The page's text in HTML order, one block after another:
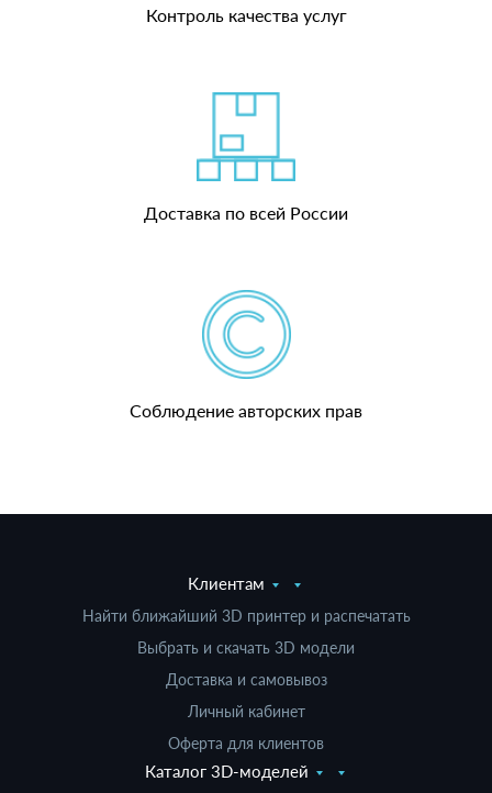
Контроль качества услуг
Доставка по всей России
Соблюдение авторских прав
Клиентам
Найти ближайший 3D принтер и распечатать
Выбрать и скачать 3D модели
Доставка и самовывоз
Личный кабинет
Оферта для клиентов
Каталог 3D-моделей